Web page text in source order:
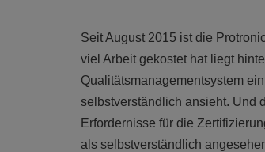
Seit August 2015 ist die
viel Arbeit gekostet hat liegt
Qualitätsmanagementsystem
selbstverständlich ansieht. Und
Erfordernisse für die
als selbstverständlich